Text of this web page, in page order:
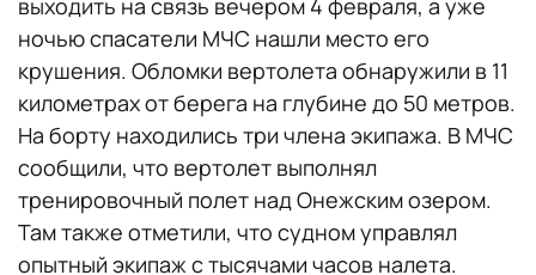
выходить на связь вечером 4 февраля, а уже
ночью спасатели МЧС нашли место его
крушения. Обломки вертолета обнаружили в 11
километрах от берега на глубине до 50 метров.
На борту находились три члена экипажа. В МЧС
сообщили, что вертолет выполнял
тренировочный полет над Онежским озером.
Там также отметили, что судном управлял
опытный экипаж с тысячами часов налета.